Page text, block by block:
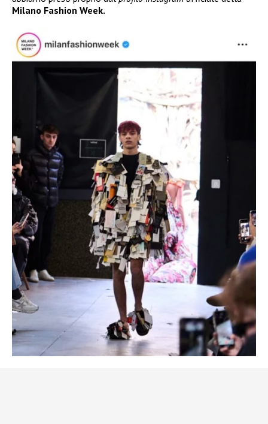
Milano Fashion Week.